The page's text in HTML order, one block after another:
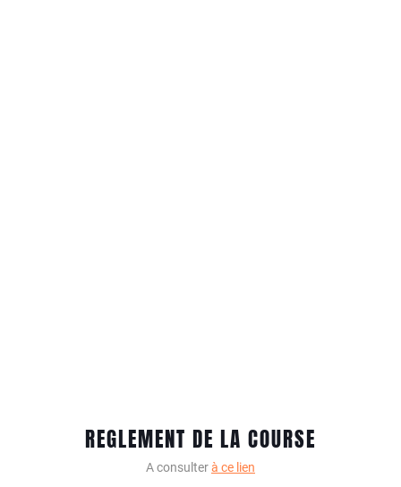
REGLEMENT DE LA COURSE
A consulterà ce lien